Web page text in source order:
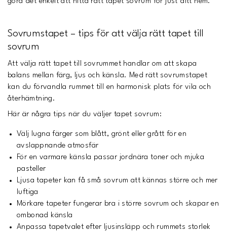
Sovrumstapet – tips för att välja rätt tapet till
sovrum
Att välja rätt tapet till sovrummet handlar om att skapa
balans mellan färg, ljus och känsla. Med rätt sovrumstapet
kan du förvandla rummet till en harmonisk plats för vila och
återhämtning.
Här är några tips när du väljer tapet sovrum:
Välj lugna färger som blått, grönt eller grått för en
avslappnande atmosfär
För en varmare känsla passar jordnära toner och mjuka
pasteller
Ljusa tapeter kan få små sovrum att kännas större och mer
luftiga
Mörkare tapeter fungerar bra i större sovrum och skapar en
ombonad känsla
Anpassa tapetvalet efter ljusinsläpp och rummets storlek